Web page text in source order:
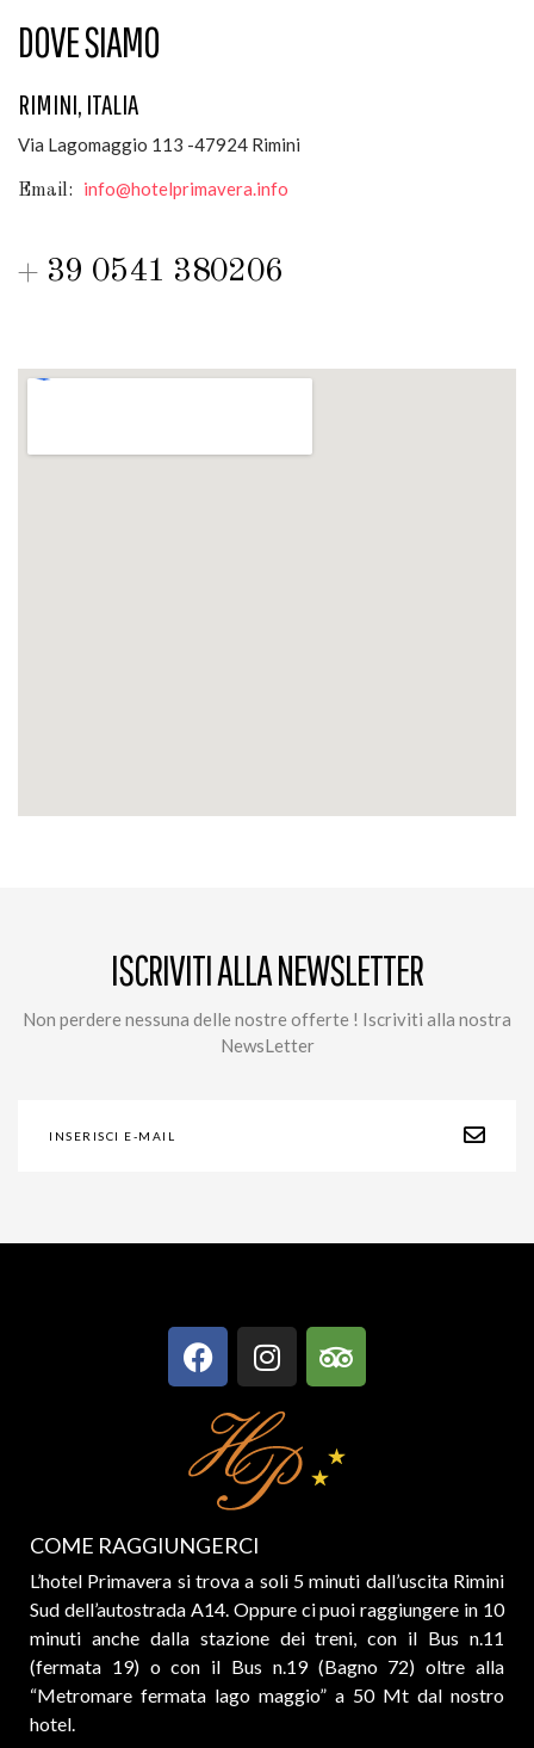
DOVE SIAMO
RIMINI, ITALIA
Via Lagomaggio 113 -47924 Rimini
Email: info@hotelprimavera.info
39 0541 380206
ISCRIVITI ALLA NEWSLETTER
Non perdere nessuna delle nostre offerte ! Iscriviti alla nostra
NewsLetter
COME RAGGIUNGERCI
L’hotel Primavera si trova a soli 5 minuti dall’uscita Rimini
Sud dell’autostrada A14. Oppure ci puoi raggiungere in 10
minuti anche dalla stazione dei treni, con il Bus n.11
(fermata 19) o con il Bus n.19 (Bagno 72) oltre alla
“Metromare fermata lago maggio” a 50 Mt dal nostro
hotel.